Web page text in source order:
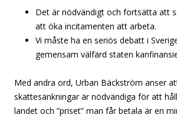
Det är nödvändigt och fortsätta att
att öka incitamenten att arbeta.
Vi måste ha en seriös debatt i
gemensam välfärd staten
Med andra ord, Urban Bäckström anser
skattesänkningar är nödvändiga för att
landet och ”priset” man får betala är en